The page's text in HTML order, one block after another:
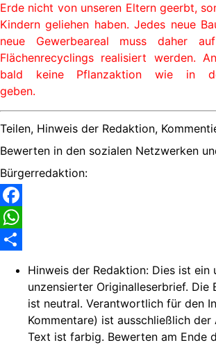
Erde nicht von unseren Eltern geerbt,
Kindern geliehen haben. Jedes neue
neue Gewerbeareal muss daher
Flächenrecyclings realisiert werden.
bald keine Pflanzaktion wie in
geben.
Teilen, Hinweis der Redaktion,
Bewerten in den sozialen Netzwerken
Bürgerredaktion:
Facebook
WhatsApp
Hinweis der Redaktion: Dies ist ein
unzensierter Originalleserbrief. Die
ist neutral. Verantwortlich für den
Kommentare) ist ausschließlich
Text ist farbig. Bewerten am Ende